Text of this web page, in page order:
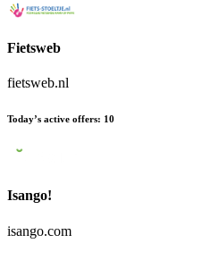
Fietsweb
fietsweb.nl
Today’s active offers: 10
Isango!
isango.com